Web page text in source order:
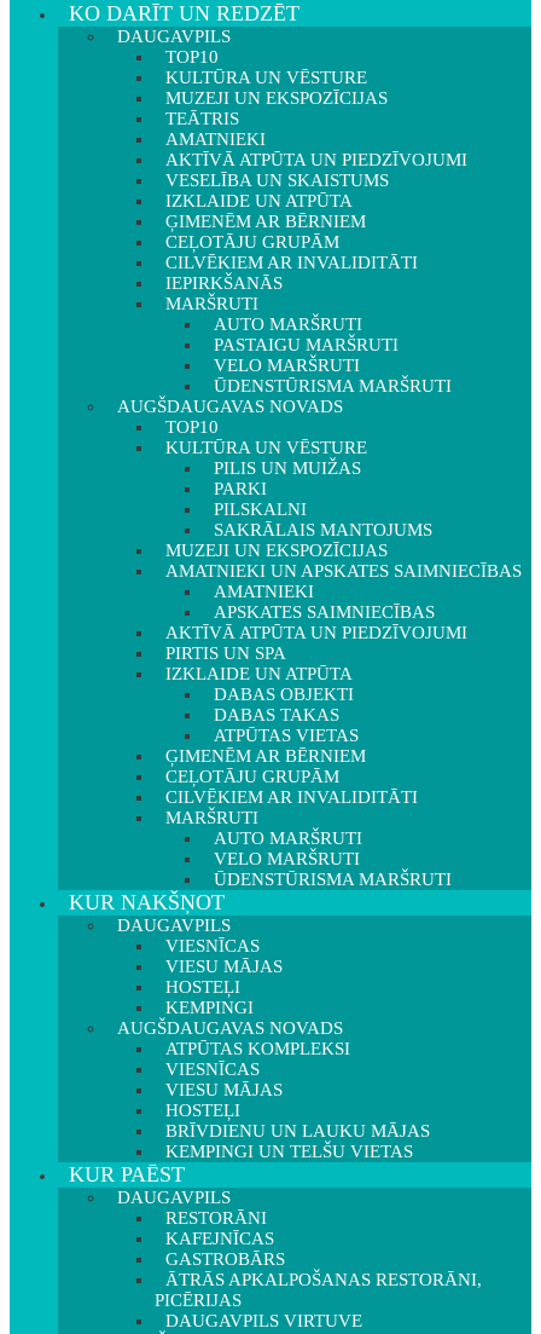
KO DARĪT UN REDZĒT
DAUGAVPILS
TOP10
KULTŪRA UN VĒSTURE
MUZEJI UN EKSPOZĪCIJAS
TEĀTRIS
AMATNIEKI
AKTĪVĀ ATPŪTA UN PIEDZĪVOJUMI
VESELĪBA UN SKAISTUMS
IZKLAIDE UN ATPŪTA
ĢIMENĒM AR BĒRNIEM
CEĻOTĀJU GRUPĀM
CILVĒKIEM AR INVALIDITĀTI
IEPIRKŠANĀS
MARŠRUTI
AUTO MARŠRUTI
PASTAIGU MARŠRUTI
VELO MARŠRUTI
ŪDENSTŪRISMA MARŠRUTI
AUGŠDAUGAVAS NOVADS
TOP10
KULTŪRA UN VĒSTURE
PILIS UN MUIŽAS
PARKI
PILSKALNI
SAKRĀLAIS MANTOJUMS
MUZEJI UN EKSPOZĪCIJAS
AMATNIEKI UN APSKATES SAIMNIECĪBAS
AMATNIEKI
APSKATES SAIMNIECĪBAS
AKTĪVĀ ATPŪTA UN PIEDZĪVOJUMI
PIRTIS UN SPA
IZKLAIDE UN ATPŪTA
DABAS OBJEKTI
DABAS TAKAS
ATPŪTAS VIETAS
ĢIMENĒM AR BĒRNIEM
CEĻOTĀJU GRUPĀM
CILVĒKIEM AR INVALIDITĀTI
MARŠRUTI
AUTO MARŠRUTI
VELO MARŠRUTI
ŪDENSTŪRISMA MARŠRUTI
KUR NAKŠŅOT
DAUGAVPILS
VIESNĪCAS
VIESU MĀJAS
HOSTEĻI
KEMPINGI
AUGŠDAUGAVAS NOVADS
ATPŪTAS KOMPLEKSI
VIESNĪCAS
VIESU MĀJAS
HOSTEĻI
BRĪVDIENU UN LAUKU MĀJAS
KEMPINGI UN TELŠU VIETAS
KUR PAĒST
DAUGAVPILS
RESTORĀNI
KAFEJNĪCAS
GASTROBĀRS
ĀTRĀS APKALPOŠANAS RESTORĀNI,
PICĒRIJAS
DAUGAVPILS VIRTUVE